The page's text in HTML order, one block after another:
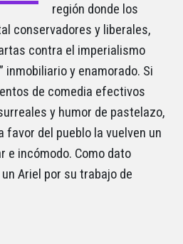
región donde los
conservadores y liberales,
contra el imperialismo
inmobiliario y enamorado. Si
de comedia efectivos
y humor de pastelazo,
del pueblo la vuelven un
e incómodo. Como dato
Ariel por su trabajo de